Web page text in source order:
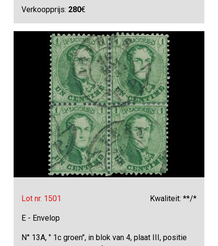
Verkoopprijs: 280€
Lot nr. 1501 Kwaliteit: **/*
E - Envelop
N° 13A, " 1c groen", in blok van 4, plaat III, positie